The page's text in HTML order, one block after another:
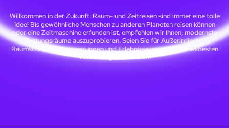
Willkommen in der Zukunft. Raum- und Zeitreisen sind immer eine tolle
Idee! Bis gewöhnliche Menschen zu anderen Planeten reisen können
oder eine Zeitmaschine erfunden ist, empfehlen wir Ihnen, modernste
Rettungsräume auszuprobieren. Seien Sie für Außerirdische,
Raumschiffe, Zeitverzerrungen und Erlebnisse jenseits Ihrer wildesten
Vorstellungskraft bereit.